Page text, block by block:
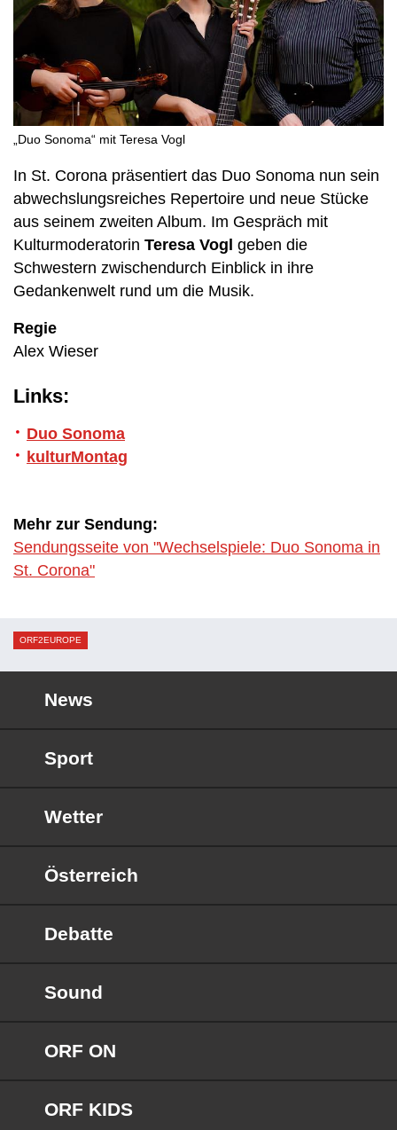
„Duo Sonoma“ mit Teresa Vogl
In St. Corona präsentiert das Duo Sonoma nun sein
abwechslungsreiches Repertoire und neue Stücke
aus seinem zweiten Album. Im Gespräch mit
Kulturmoderatorin Teresa Vogl geben die
Schwestern zwischendurch Einblick in ihre
Gedankenwelt rund um die Musik.
Regie
Alex Wieser
Links:
Duo Sonoma
kulturMontag
Mehr zur Sendung:
Sendungsseite von "Wechselspiele: Duo Sonoma in
St. Corona"
ORF2EUROPE
News
Sport
Wetter
Österreich
Debatte
Sound
ORF ON
ORF KIDS